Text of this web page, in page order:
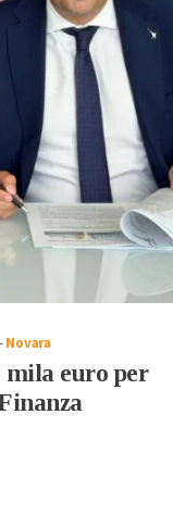
-Novara
mila euro per